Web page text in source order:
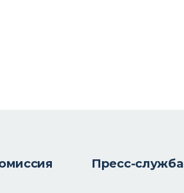
Пресс-служба